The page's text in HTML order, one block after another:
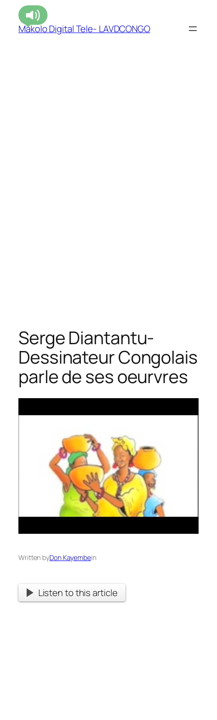
Makolo Digital Tele- LAVDCONGO
Serge Diantantu-
Dessinateur Congolais
parle de ses oeurvres
Written byDon Kayembein
Listen to this article